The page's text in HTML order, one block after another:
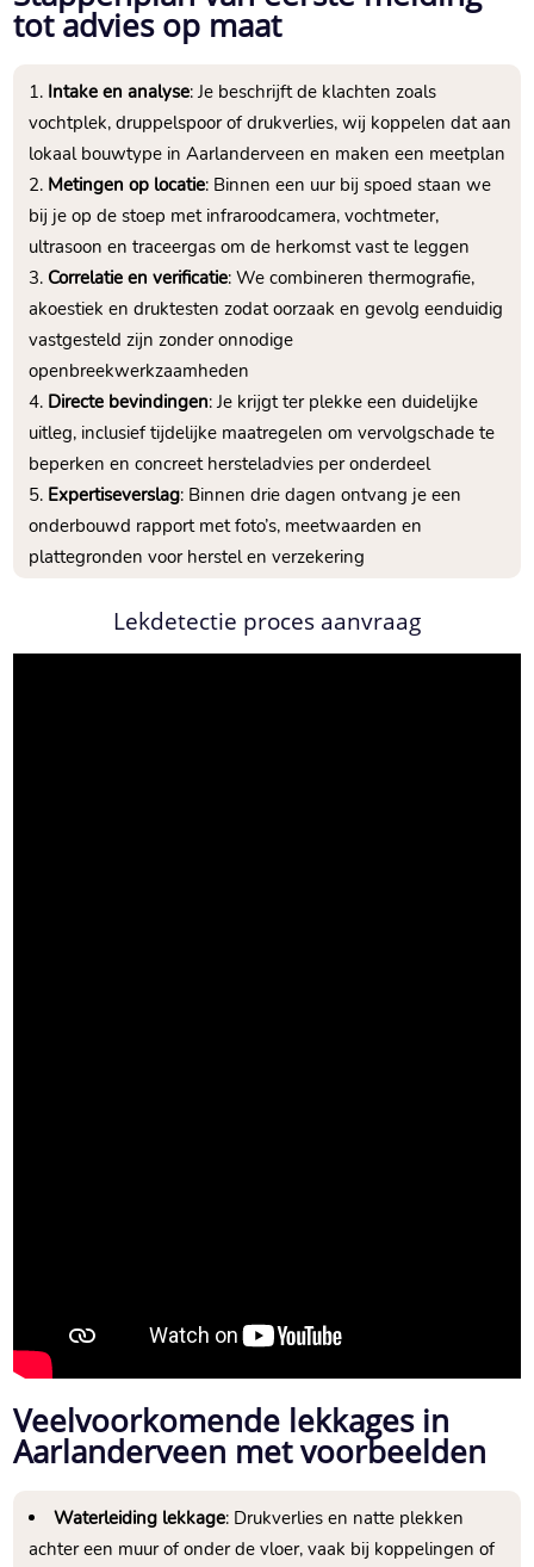
tot advies op maat
Intake en analyse: Je beschrijft de klachten zoals
vochtplek, druppelspoor of drukverlies, wij koppelen dat aan
lokaal bouwtype in Aarlanderveen en maken een meetplan
Metingen op locatie: Binnen een uur bij spoed staan we
bij je op de stoep met infraroodcamera, vochtmeter,
ultrasoon en traceergas om de herkomst vast te leggen
Correlatie en verificatie: We combineren thermografie,
akoestiek en druktesten zodat oorzaak en gevolg eenduidig
vastgesteld zijn zonder onnodige
openbreekwerkzaamheden
Directe bevindingen: Je krijgt ter plekke een duidelijke
uitleg, inclusief tijdelijke maatregelen om vervolgschade te
beperken en concreet hersteladvies per onderdeel
Expertiseverslag: Binnen drie dagen ontvang je een
onderbouwd rapport met foto’s, meetwaarden en
plattegronden voor herstel en verzekering
Lekdetectie proces aanvraag
Veelvoorkomende lekkages in
Aarlanderveen met voorbeelden
Waterleiding lekkage: Drukverlies en natte plekken
achter een muur of onder de vloer, vaak bij koppelingen of